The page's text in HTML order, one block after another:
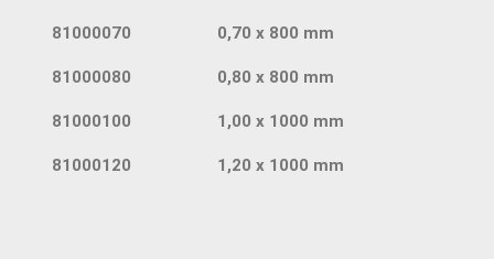
81000070 0,70 x 800 mm
81000080 0,80 x 800 mm
81000100 1,00 x 1000 mm
81000120 1,20 x 1000 mm